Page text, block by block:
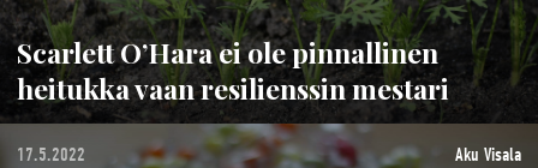
Scarlett O’Hara ei ole pinnallinen
heitukka vaan resilienssin mestari
17.5.2022 Aku Visala